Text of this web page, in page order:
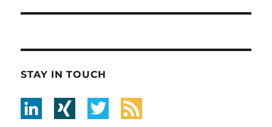
STAY IN TOUCH